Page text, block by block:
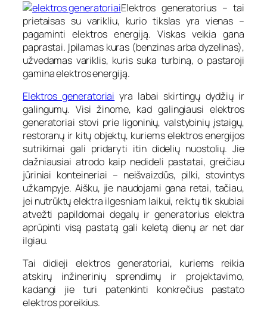
Elektros generatorius – tai
prietaisas su varikliu, kurio tikslas yra vienas –
pagaminti elektros energiją. Viskas veikia gana
paprastai. Įpilamas kuras (benzinas arba dyzelinas),
užvedamas variklis, kuris suka turbiną, o pastaroji
gamina elektros energiją.
Elektros generatoriai yra labai skirtingų dydžių ir
galingumų. Visi žinome, kad galingiausi elektros
generatoriai stovi prie ligoninių, valstybinių įstaigų,
restoranų ir kitų objektų, kuriems elektros energijos
sutrikimai gali pridaryti itin didelių nuostolių. Jie
dažniausiai atrodo kaip nedideli pastatai, greičiau
jūriniai konteineriai – neišvaizdūs, pilki, stovintys
užkampyje. Aišku, jie naudojami gana retai, tačiau,
jei nutrūktų elektra ilgesniam laikui, reiktų tik skubiai
atvežti papildomai degalų ir generatorius elektra
aprūpinti visą pastatą gali keletą dienų ar net dar
ilgiau.
Tai didieji elektros generatoriai, kuriems reikia
atskirų inžinerinių sprendimų ir projektavimo,
kadangi jie turi patenkinti konkrečius pastato
elektros poreikius.